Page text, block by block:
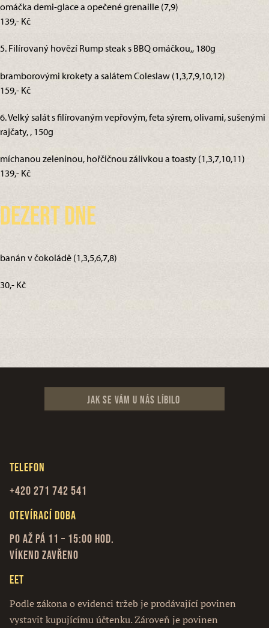
omáčka demi-glace a opečené grenaille (7,9)
139,- Kč
5. Filírovaný hovězí Rump steak s BBQ omáčkou,, 180g
bramborovými krokety a salátem Coleslaw (1,3,7,9,10,12)
159,- Kč
6. Velký salát s filírovaným vepřovým, feta sýrem, olivami, sušenými
rajčaty, , 150g
míchanou zeleninou, hořčičnou zálivkou a toasty (1,3,7,10,11)
139,- Kč
Dezert dne
banán v čokoládě (1,3,5,6,7,8)
30,- Kč
Jak se vám u nás líbilo
Telefon
+420 271 742 541
Otevírací doba
Po až Pá 11 – 15:00 hod.
Víkend zavřeno
EET
Podle zákona o evidenci tržeb je prodávající povinen
vystavit kupujícímu účtenku. Zároveň je povinen